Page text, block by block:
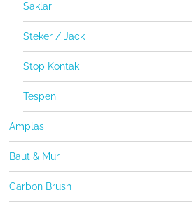
Saklar
Steker / Jack
Stop Kontak
Tespen
Amplas
Baut & Mur
Carbon Brush